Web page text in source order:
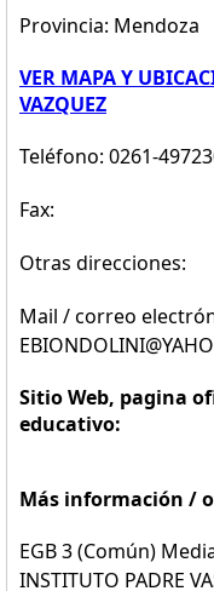
Provincia: Mendoza
VER MAPA Y
VAZQUEZ
Teléfono: 0261-
Fax:
Otras direcciones:
Mail / correo
Sitio Web, pagina
educativo:
Más información /
EGB 3 (Común)
INSTITUTO PADRE